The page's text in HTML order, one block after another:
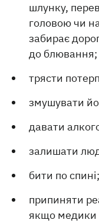
шлунку,
головою чи
забирає
до блювання;
трясти
змушувати
давати
залишати
бити по спині;
припиняти
якщо медики